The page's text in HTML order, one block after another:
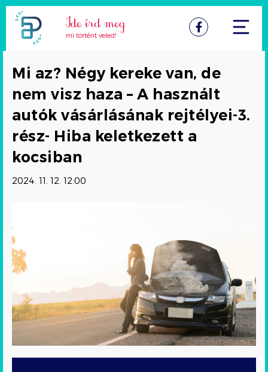
mi történt veled! Facebook
Mi az? Négy kereke van, de
nem visz haza – A használt
autók vásárlásának rejtélyei-3.
rész- Hiba keletkezett a
kocsiban
2024. 11. 12. 12:00